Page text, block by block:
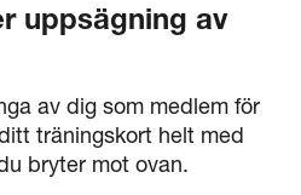
uppsägning av
av dig som medlem för
träningskort helt med
bryter mot ovan.